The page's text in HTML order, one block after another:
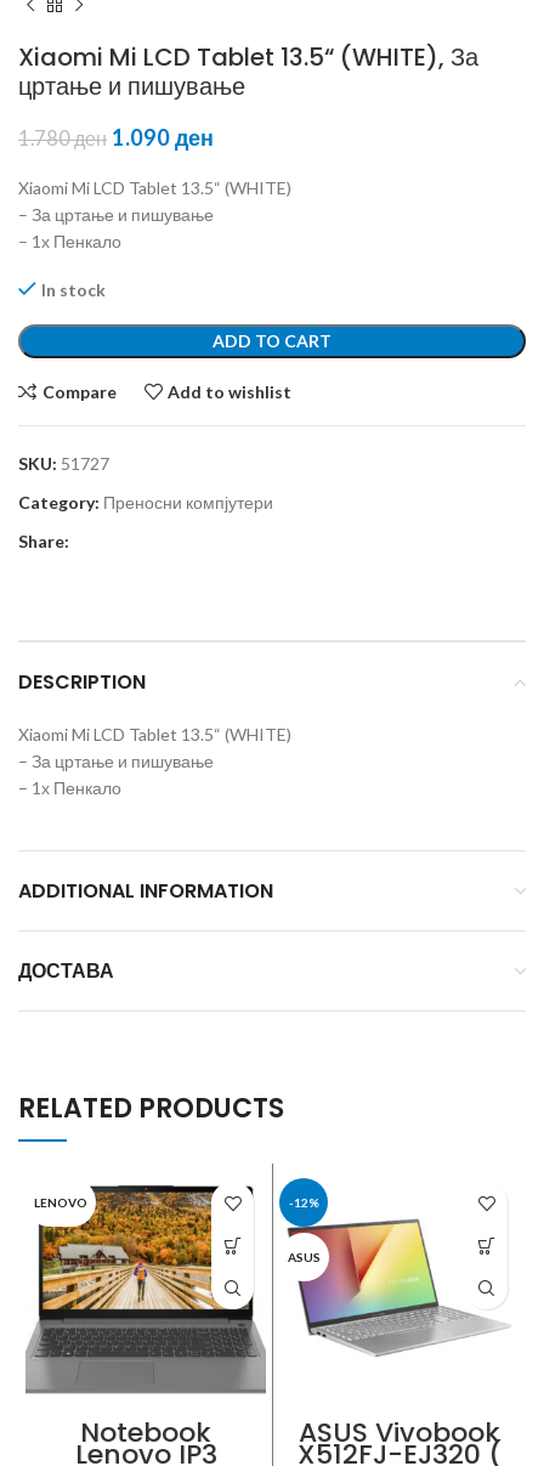
Xiaomi Mi LCD Tablet 13.5“ (WHITE), За
цртање и пишување
1.780ден 1.090ден
Xiaomi Mi LCD Tablet 13.5“ (WHITE)
– За цртање и пишување
– 1х Пенкало
In stock
ADD TO CART
Compare Add to wishlist
SKU: 51727
Category: Преносни компјутери
Share:
DESCRIPTION
Xiaomi Mi LCD Tablet 13.5“ (WHITE)
– За цртање и пишување
– 1х Пенкало
ADDITIONAL INFORMATION
ДОСТАВА
RELATED PRODUCTS
LENOVO
Notebook
Lenovo IP3
-12%
ASUS
ASUS Vivobook
X512FJ-EJ320 (